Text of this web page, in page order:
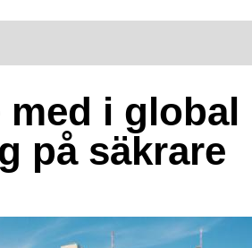
med i global
på säkrare